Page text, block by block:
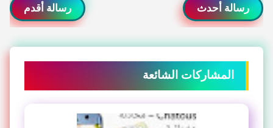
رسالة أحدث رسالة أقدم
المشاركات الشائعة